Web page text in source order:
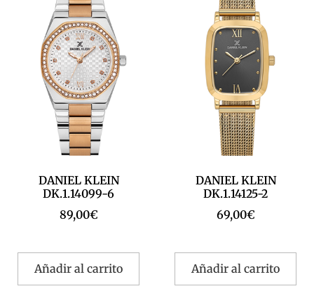
DANIEL KLEIN
DK.1.14099-6
89,00€
Añadir al carrito
DANIEL KLEIN
DK.1.14125-2
69,00€
Añadir al carrito